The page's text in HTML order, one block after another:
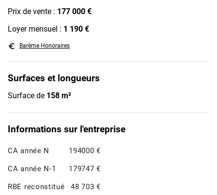
Prix de vente : 177 000 €
Loyer mensuel : 1 190 €
euro_symbol Barème Honoraires
Surfaces et longueurs
Surface de 158 m²
Informations sur l'entreprise
CA année N 194000 €
CA année N-1 179747 €
RBE reconstitué 48 703 €